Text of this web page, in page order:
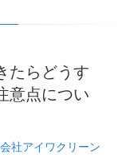
たらどうす
意点につい
社アイワクリーン